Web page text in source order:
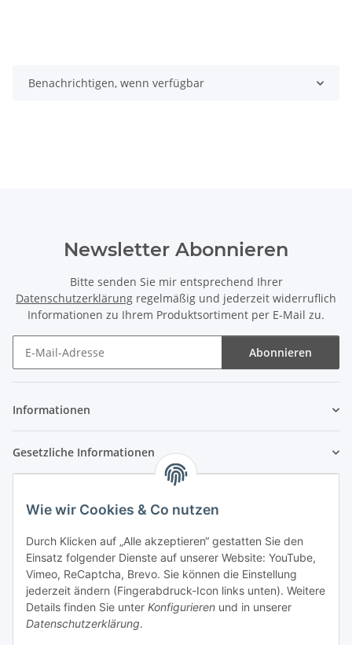
Wie wir Cookies & Co nutzen
Durch Klicken auf „Alle akzeptieren“ gestatten Sie den
Einsatz folgender Dienste auf unserer Website: YouTube,
Vimeo, ReCaptcha, Brevo. Sie können die Einstellung
jederzeit ändern (Fingerabdruck-Icon links unten). Weitere
Details finden Sie unter Konfigurieren und in unserer
Datenschutzerklärung.
Benachrichtigen, wenn verfügbar
Newsletter Abonnieren
Bitte senden Sie mir entsprechend Ihrer
Datenschutzerklärung regelmäßig und jederzeit widerruflich
Informationen zu Ihrem Produktsortiment per E-Mail zu.
Abonnieren
Informationen
Gesetzliche Informationen